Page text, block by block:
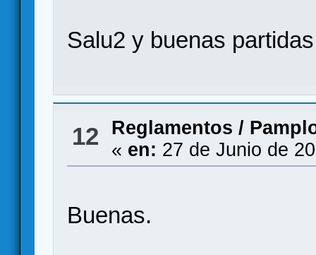
Salu2 y buenas
12 Reglamentos /
« en: 27 de Junio de
Buenas.